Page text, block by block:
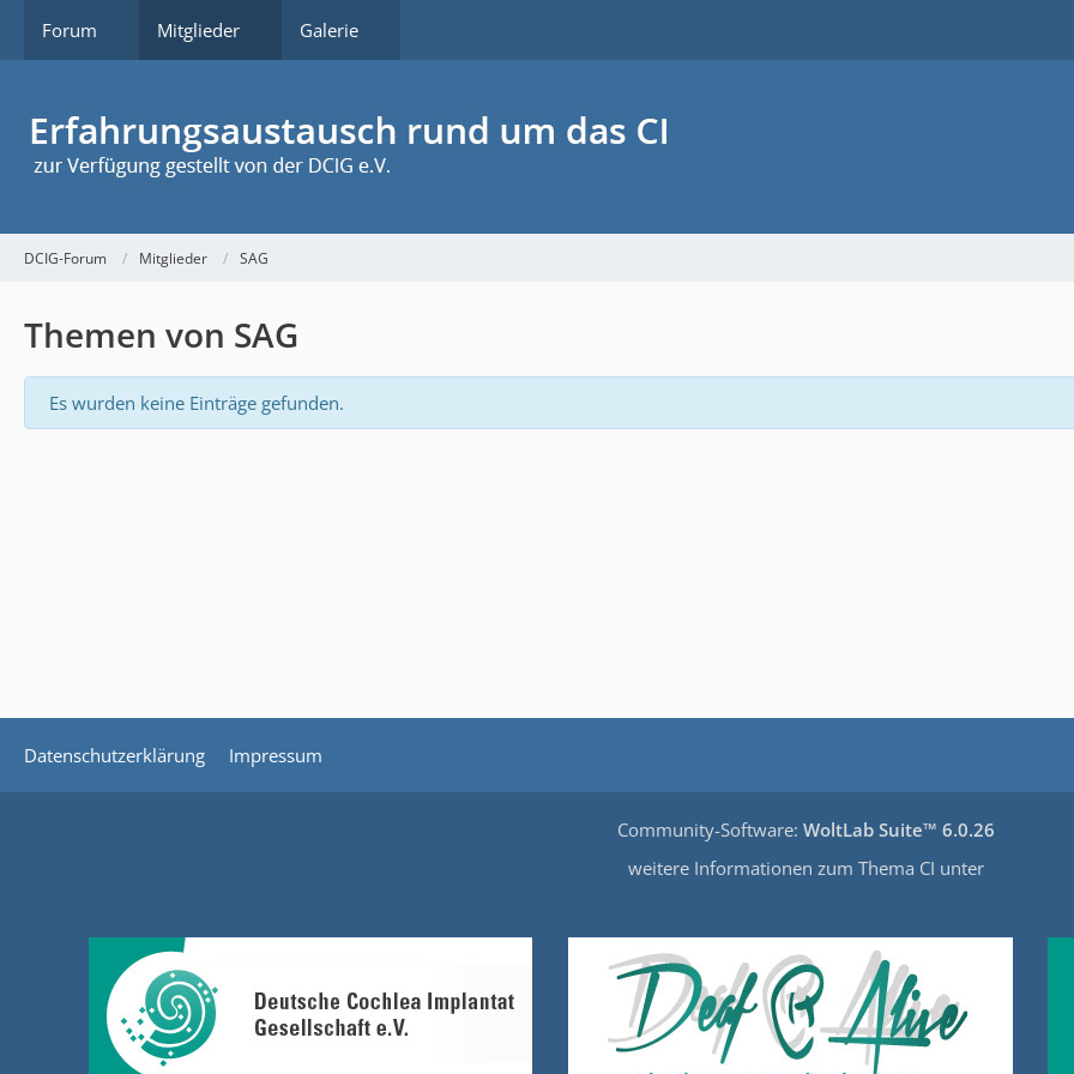
Forum Mitglieder Galerie
DCIG-Forum Mitglieder SAG
Themen von SAG
Es wurden keine Einträge gefunden.
Datenschutzerklärung Impressum
Community-Software: WoltLab Suite™ 6.0.26
weitere Informationen zum Thema CI unter